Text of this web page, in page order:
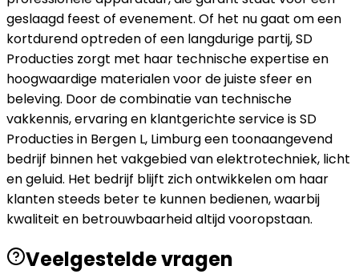
geslaagd feest of evenement. Of het nu gaat om een
kortdurend optreden of een langdurige partij, SD
Producties zorgt met haar technische expertise en
hoogwaardige materialen voor de juiste sfeer en
beleving. Door de combinatie van technische
vakkennis, ervaring en klantgerichte service is SD
Producties in Bergen L, Limburg een toonaangevend
bedrijf binnen het vakgebied van elektrotechniek, licht
en geluid. Het bedrijf blijft zich ontwikkelen om haar
klanten steeds beter te kunnen bedienen, waarbij
kwaliteit en betrouwbaarheid altijd vooropstaan.
Veelgestelde vragen